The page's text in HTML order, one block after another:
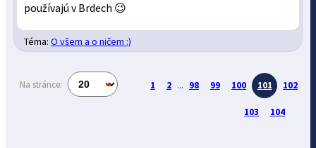
používajú v Brdech 😉
Téma:O všem a o ničem :)
Na stránce: 1 2 ... 98 99 100 101 102
103 104